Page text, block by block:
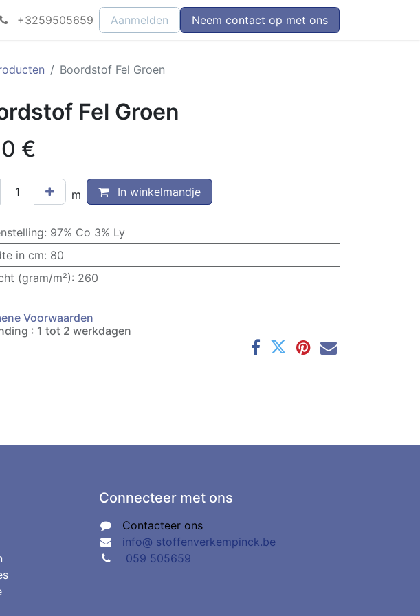
+3259505659 Aanmelden Neem contact op met ons
Boordstof Fel Groen
Fel Groen
€
m In winkelmandje
: 97% Co 3% Ly
in cm: 80
(gram/m²): 260
Voorwaarden
: 1 tot 2 werkdagen
Connecteer met ons
Contacteer ons
info@ stoffenverkempinck.be
059 505659